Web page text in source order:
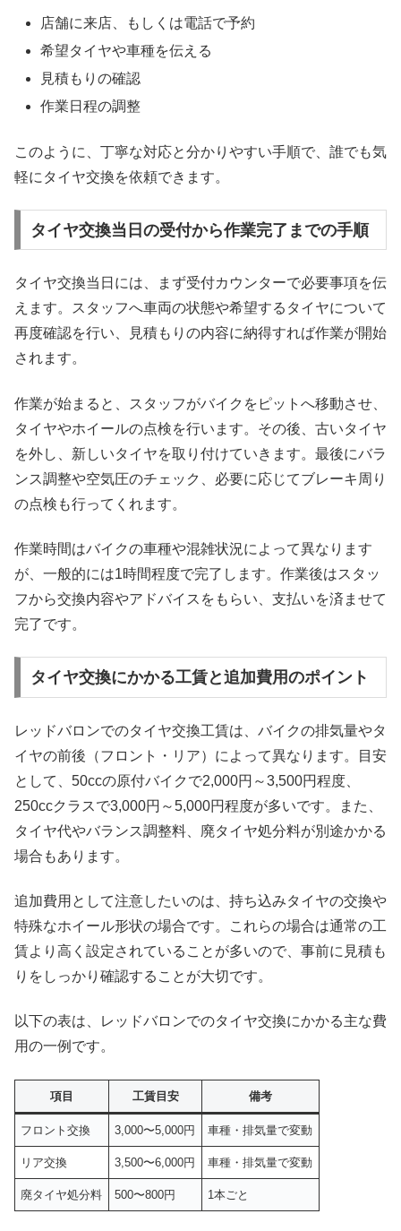
店舗に来店、もしくは電話で予約
希望タイヤや車種を伝える
見積もりの確認
作業日程の調整
このように、丁寧な対応と分かりやすい手順で、誰でも気
軽にタイヤ交換を依頼できます。
タイヤ交換当日の受付から作業完了までの手順
タイヤ交換当日には、まず受付カウンターで必要事項を伝
えます。スタッフへ車両の状態や希望するタイヤについて
再度確認を行い、見積もりの内容に納得すれば作業が開始
されます。
作業が始まると、スタッフがバイクをピットへ移動させ、
タイヤやホイールの点検を行います。その後、古いタイヤ
を外し、新しいタイヤを取り付けていきます。最後にバラ
ンス調整や空気圧のチェック、必要に応じてブレーキ周り
の点検も行ってくれます。
作業時間はバイクの車種や混雑状況によって異なります
が、一般的には1時間程度で完了します。作業後はスタッ
フから交換内容やアドバイスをもらい、支払いを済ませて
完了です。
タイヤ交換にかかる工賃と追加費用のポイント
レッドバロンでのタイヤ交換工賃は、バイクの排気量やタ
イヤの前後（フロント・リア）によって異なります。目安
として、50ccの原付バイクで2,000円～3,500円程度、
250ccクラスで3,000円～5,000円程度が多いです。また、
タイヤ代やバランス調整料、廃タイヤ処分料が別途かかる
場合もあります。
追加費用として注意したいのは、持ち込みタイヤの交換や
特殊なホイール形状の場合です。これらの場合は通常の工
賃より高く設定されていることが多いので、事前に見積も
りをしっかり確認することが大切です。
以下の表は、レッドバロンでのタイヤ交換にかかる主な費
用の一例です。
項目 工賃目安 備考
フロント交換 3,000〜5,000円 車種・排気量で変動
リア交換 3,500〜6,000円 車種・排気量で変動
廃タイヤ処分料 500〜800円 1本ごと